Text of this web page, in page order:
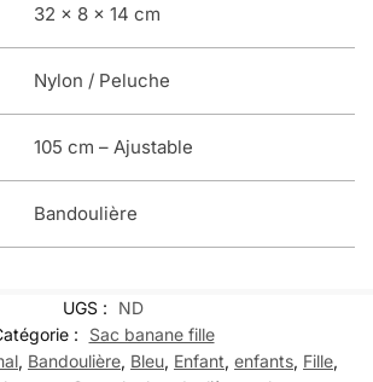
32 x 8 x 14 cm
Nylon / Peluche
105 cm – Ajustable
Bandoulière
UGS :
ND
:
Sac banane fille
, Bandoulière, Bleu, Enfant, enfants, Fille,